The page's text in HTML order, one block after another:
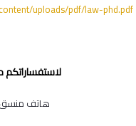
uploads/pdf/law-phd.pdf
لاستفساراتكم
هاتف منسق